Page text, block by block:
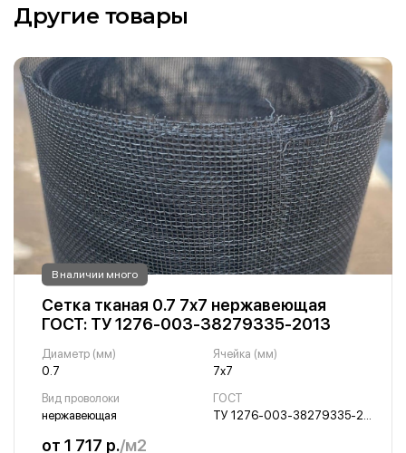
Другие товары
В наличии много
Сетка тканая 0.7 7х7 нержавеющая
ГОСТ: ТУ 1276-003-38279335-2013
Диаметр (мм)
0.7
Ячейка (мм)
7х7
Вид проволоки
нержавеющая
ГОСТ
от 1 717 р./м2